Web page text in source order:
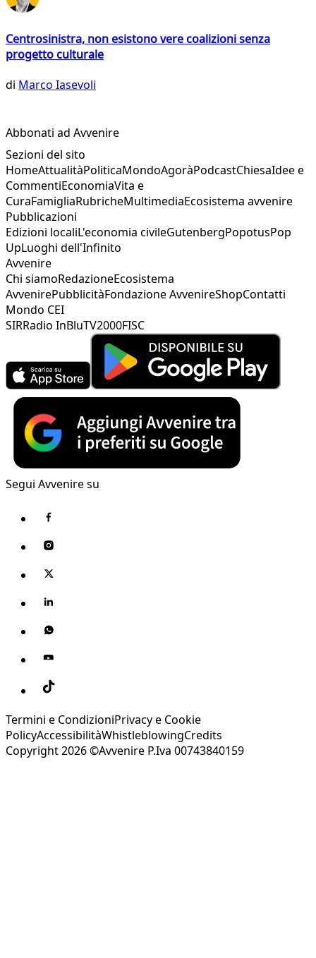
Centrosinistra, non esistono vere coalizioni senza
progetto culturale
di Marco Iasevoli
Abbonati ad Avvenire
Sezioni del sito
HomeAttualitàPoliticaMondoAgoràPodcastChiesaIdee e
CommentiEconomiaVita e
CuraFamigliaRubricheMultimediaEcosistema avvenire
Pubblicazioni
Edizioni localiL'economia civileGutenbergPopotusPop
UpLuoghi dell'Infinito
Avvenire
Chi siamoRedazioneEcosistema
AvvenirePubblicitàFondazione AvvenireShopContatti
Mondo CEI
SIRRadio InBluTV2000FISC
Segui Avvenire su
Termini e CondizioniPrivacy e Cookie
PolicyAccessibilitàWhistleblowingCredits
Copyright 2026 ©Avvenire P.Iva 00743840159